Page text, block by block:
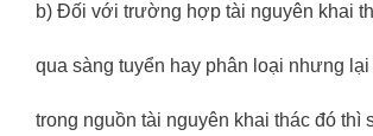
b) Đối với trường hợp tài nguyên khai
qua sàng tuyển hay phân loại nhưng
trong nguồn tài nguyên khai thác đó